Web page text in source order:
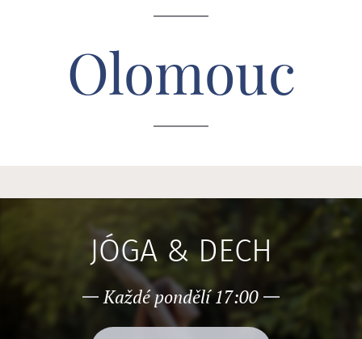
Olomouc
JÓGA & DECH
Každé pondělí 17:00